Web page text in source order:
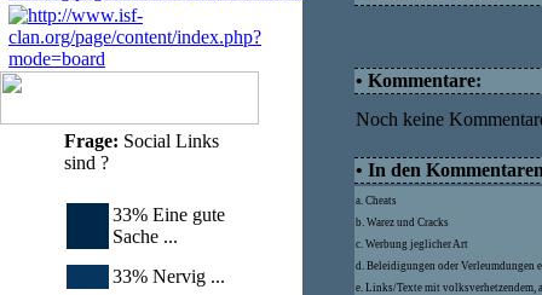
Frage: Social Links
sind ?
33% Eine gute
Sache ...
33% Nervig ...
• Kommentare:
Noch keine
• In den
a. Cheats
b. Warez und Cracks
c. Werbung jeglicher Art
d. Beleidigungen oder Verleumdungen
e. Links/Texte mit volksverhetzendem,